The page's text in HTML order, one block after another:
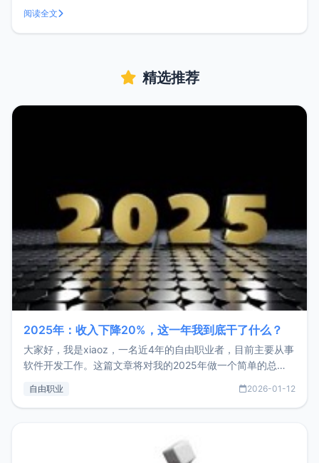
下死链对网站排名的影响力度！死链形式这里首先说一下死链
的形式，死链有两种形式：协议死链和内容死链。协议死链：
阅读全文
精选推荐
2025年：收入下降20%，这一年我到底干了什么？
大家好，我是xiaoz，一名近4年的自由职业者，目前主要从事
软件开发工作。这篇文章将对我的2025年做一个简单的总
收入下降20%，但却过得很充实，2026年不求突破，但求保
自由职业 2026-01-12